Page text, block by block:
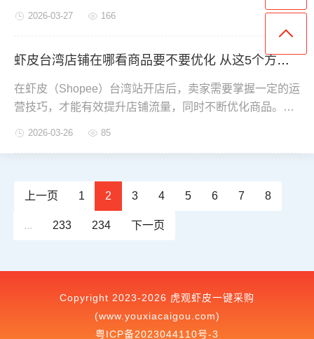
升购物体验，也有助于促进成交。关于分期付款功能如何
2026-03-27 166
虾皮台湾店铺在哪看商品要不要优化 从这5个方面入手
在虾皮（Shopee）台湾站开店后，卖家需要掌握一定的运
营技巧，才能有效提升店铺流量，同时不断优化商品。但
2026-03-26 85
上一页 1 2 3 4 5 6 7 8
... 233 234 下一页
Copyright 2023-2026 虎观虾皮一键采购
(www.youxiacaigou.com)
粤ICP备2023044110号-3